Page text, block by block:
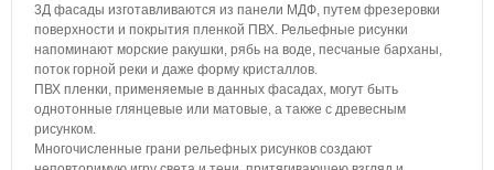
3Д фасады изготавливаются из панели МДФ, путем фрезеровки
поверхности и покрытия пленкой ПВХ. Рельефные рисунки
напоминают морские ракушки, рябь на воде, песчаные барханы,
поток горной реки и даже форму кристаллов.
ПВХ пленки, применяемые в данных фасадах, могут быть
однотонные глянцевые или матовые, а также с древесным
рисунком.
Многочисленные грани рельефных рисунков создают